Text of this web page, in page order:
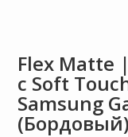
Flex Matte
с Soft
Samsung
(Бордовый)